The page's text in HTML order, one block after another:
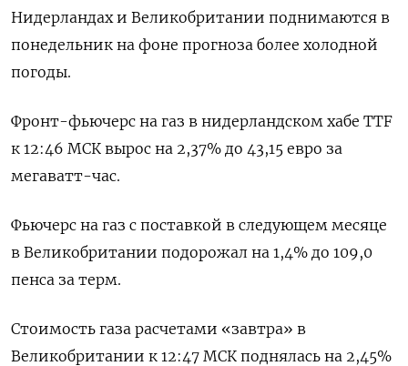
Нидерландах и Великобритании поднимаются в
понедельник на фоне прогноза более холодной
погоды.
Фронт-фьючерс на газ в нидерландском хабе TTF
к 12:46 МСК вырос на 2,37% до 43,15 евро за
мегаватт-час.
Фьючерс на газ с поставкой в следующем месяце
в Великобритании подорожал на 1,4% до 109,0
пенса за терм.
Стоимость газа расчетами «завтра» в
Великобритании к 12:47 МСК поднялась на 2,45%